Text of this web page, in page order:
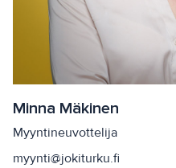
Minna Mäkinen
Myyntineuvottelija
myynti@jokiturku.fi